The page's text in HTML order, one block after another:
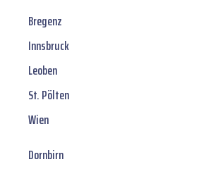
Bregenz
Innsbruck
Leoben
St. Pölten
Wien
Dornbirn